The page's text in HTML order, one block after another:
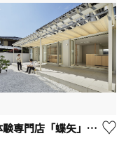
梅体験専門店「蝶矢」鎌倉店【鎌倉市】